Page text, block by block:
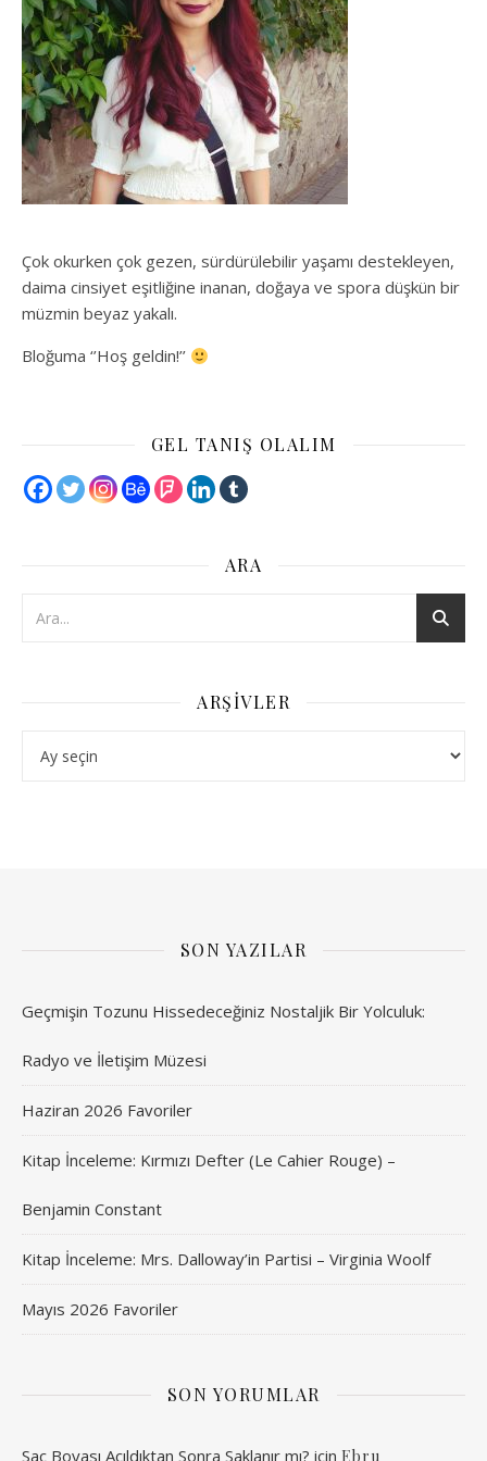
Çok okurken çok gezen, sürdürülebilir yaşamı destekleyen,
daima cinsiyet eşitliğine inanan, doğaya ve spora düşkün bir
müzmin beyaz yakalı.
Bloğuma ‘’Hoş geldin!’’
GEL TANIŞ OLALIM
ARA
ARŞIVLER
SON YAZILAR
Geçmişin Tozunu Hissedeceğiniz Nostaljik Bir Yolculuk:
Radyo ve İletişim Müzesi
Haziran 2026 Favoriler
Kitap İnceleme: Kırmızı Defter (Le Cahier Rouge) –
Benjamin Constant
Kitap İnceleme: Mrs. Dalloway’in Partisi – Virginia Woolf
Mayıs 2026 Favoriler
SON YORUMLAR
Saç Boyası Açıldıktan Sonra Saklanır mı? için Ebru